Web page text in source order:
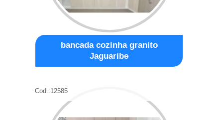
bancada cozinha granito
Jaguaribe
Cod.:12585